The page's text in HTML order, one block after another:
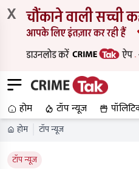
X
होम टॉप न्यूज
होम टॉप न्यूज
टॉप न्यूज